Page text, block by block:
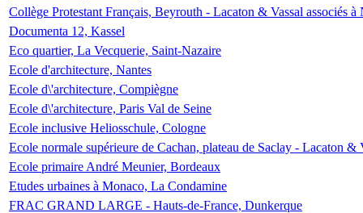
Collège Protestant Français, Beyrouth - Lacaton & Vassal associés
Documenta 12, Kassel
Eco quartier, La Vecquerie, Saint-Nazaire
Ecole d'architecture, Nantes
Ecole d\'architecture, Compiègne
Ecole d\'architecture, Paris Val de Seine
Ecole inclusive Heliosschule, Cologne
Ecole normale supérieure de Cachan, plateau de Saclay - Lacaton &
Ecole primaire André Meunier, Bordeaux
Etudes urbaines à Monaco, La Condamine
FRAC GRAND LARGE - Hauts-de-France, Dunkerque